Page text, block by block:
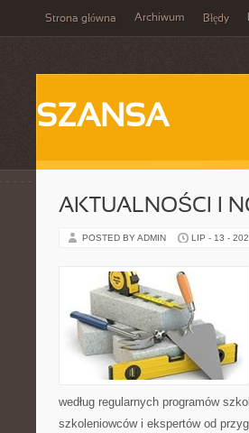
Strona główna Archiwum Błędy
SZANSA
AKTUALNOŚCI I
POSTED BY ADMIN LIP - 13 -
według regularnych programów
szkoleniowców i ekspertów od